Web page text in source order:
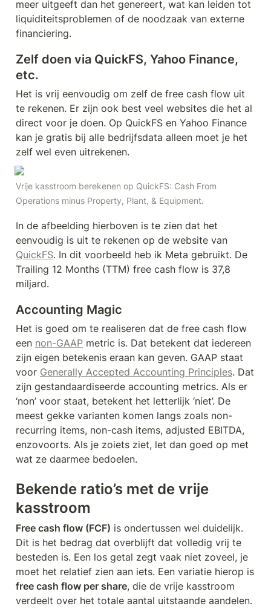
meer uitgeeft dan het genereert, wat kan leiden tot
liquiditeitsproblemen of de noodzaak van externe
financiering.
Zelf doen via QuickFS, Yahoo Finance,
etc.
Het is vrij eenvoudig om zelf de free cash flow uit
te rekenen. Er zijn ook best veel websites die het al
direct voor je doen. Op QuickFS en Yahoo Finance
kan je gratis bij alle bedrijfsdata alleen moet je het
zelf wel even uitrekenen.
Vrije kasstroom berekenen op QuickFS: Cash From
Operations minus Property, Plant, & Equipment.
In de afbeelding hierboven is te zien dat het
QuickFS. In dit voorbeeld heb ik Meta gebruikt. De
Trailing 12 Months (TTM) free cash flow is 37,8
miljard.
Accounting Magic
Het is goed om te realiseren dat de free cash flow
een non-GAAP metric is. Dat betekent dat iedereen
zijn eigen betekenis eraan kan geven. GAAP staat
voor Generally Accepted Accounting Principles. Dat
zijn gestandaardiseerde accounting metrics. Als er
‘non’ voor staat, betekent het letterlijk ‘niet’. De
meest gekke varianten komen langs zoals non-
recurring items, non-cash items, adjusted EBITDA,
enzovoorts. Als je zoiets ziet, let dan goed op met
wat ze daarmee bedoelen.
Bekende ratio’s met de vrije
kasstroom
Free cash flow (FCF) is ondertussen wel duidelijk.
Dit is het bedrag dat overblijft dat volledig vrij te
besteden is. Een los getal zegt vaak niet zoveel, je
free cash flow per share, die de vrije kasstroom
verdeelt over het totale aantal uitstaande aandelen.